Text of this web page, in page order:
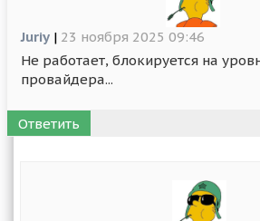
Juriy | 23 ноября 2025 09:46
Не работает, блокируется на
провайдера...
Ответить